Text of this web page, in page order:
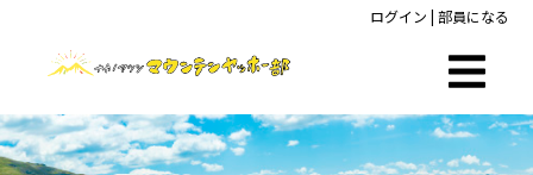
ログイン | 部員になる